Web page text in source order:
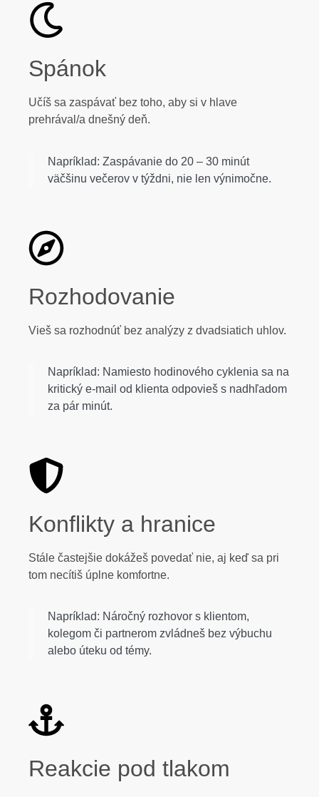
Spánok
Učíš sa zaspávať bez toho, aby si v hlave
prehrával/a dnešný deň.
Napríklad: Zaspávanie do 20 – 30 minút
väčšinu večerov v týždni, nie len výnimočne.
Rozhodovanie
Vieš sa rozhodnúť bez analýzy z dvadsiatich uhlov.
Napríklad: Namiesto hodinového cyklenia sa na
kritický e-mail od klienta odpovieš s nadhľadom
za pár minút.
Konflikty a hranice
Stále častejšie dokážeš povedať nie, aj keď sa pri
tom necítiš úplne komfortne.
Napríklad: Náročný rozhovor s klientom,
kolegom či partnerom zvládneš bez výbuchu
alebo úteku od témy.
Reakcie pod tlakom